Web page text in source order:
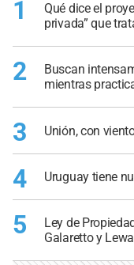
1
Qué dice el
privada” que
2
Buscan
mientras
3 Unión, con
4 Uruguay tiene
5
Ley de
Galaretto y